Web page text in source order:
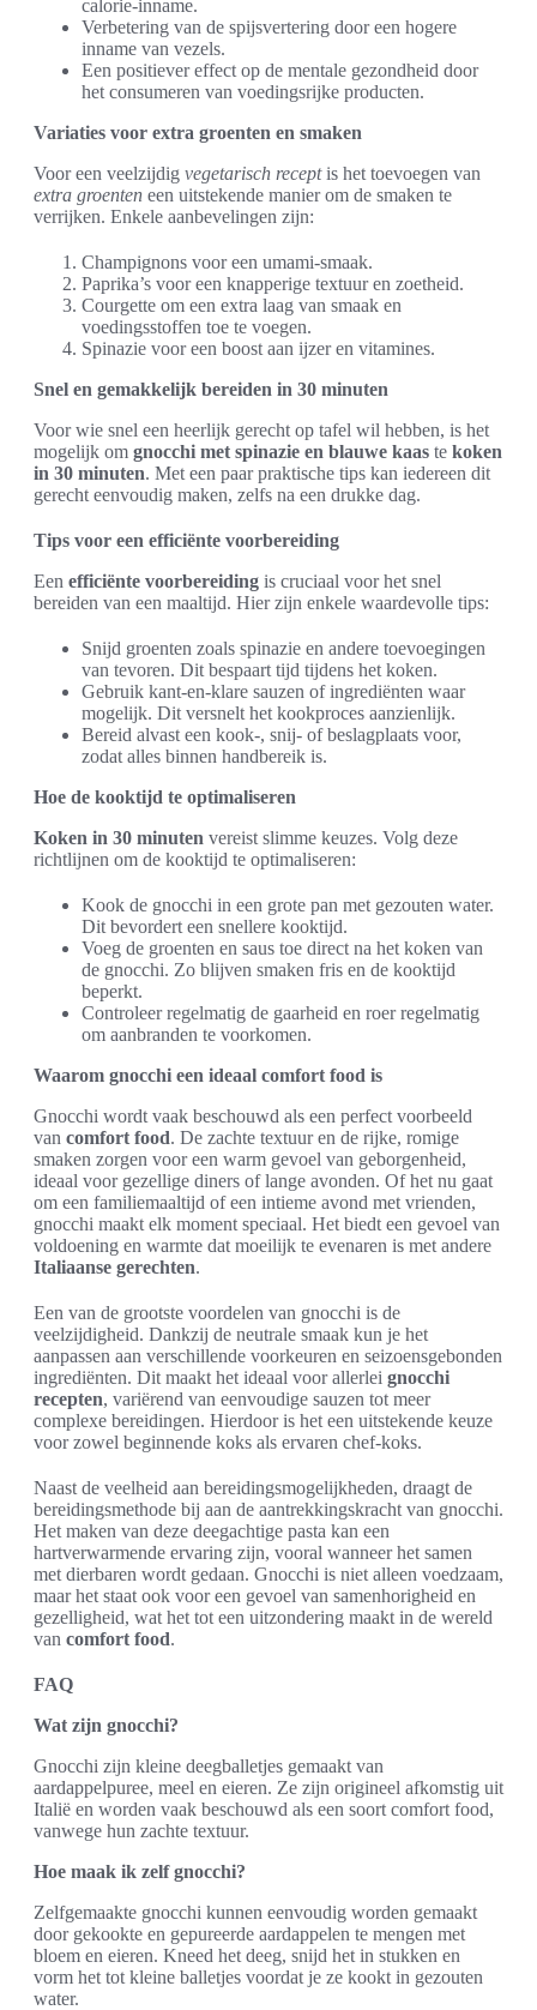
calorie-inname.
Verbetering van de spijsvertering door een hogere
inname van vezels.
Een positiever effect op de mentale gezondheid door
het consumeren van voedingsrijke producten.
Variaties voor extra groenten en smaken
Voor een veelzijdig vegetarisch receptis het toevoegen van
extra groenten een uitstekende manier om de smaken te
verrijken. Enkele aanbevelingen zijn:
Champignons voor een umami-smaak.
Paprika’s voor een knapperige textuur en zoetheid.
Courgette om een extra laag van smaak en
voedingsstoffen toe te voegen.
Spinazie voor een boost aan ijzer en vitamines.
Snel en gemakkelijk bereiden in 30 minuten
Voor wie snel een heerlijk gerecht op tafel wil hebben, is het
mogelijk om gnocchi met spinazie en blauwe kaas te koken
in 30 minuten. Met een paar praktische tips kan iedereen dit
gerecht eenvoudig maken, zelfs na een drukke dag.
Tips voor een efficiënte voorbereiding
Een efficiënte voorbereiding is cruciaal voor het snel
bereiden van een maaltijd. Hier zijn enkele waardevolle tips:
Snijd groenten zoals spinazie en andere toevoegingen
van tevoren. Dit bespaart tijd tijdens het koken.
Gebruik kant-en-klare sauzen of ingrediënten waar
mogelijk. Dit versnelt het kookproces aanzienlijk.
Bereid alvast een kook-, snij- of beslagplaats voor,
zodat alles binnen handbereik is.
Hoe de kooktijd te optimaliseren
Koken in 30 minuten vereist slimme keuzes. Volg deze
richtlijnen om de kooktijd te optimaliseren:
Kook de gnocchi in een grote pan met gezouten water.
Dit bevordert een snellere kooktijd.
Voeg de groenten en saus toe direct na het koken van
de gnocchi. Zo blijven smaken fris en de kooktijd
beperkt.
Controleer regelmatig de gaarheid en roer regelmatig
om aanbranden te voorkomen.
Waarom gnocchi een ideaal comfort food is
Gnocchi wordt vaak beschouwd als een perfect voorbeeld
van comfort food. De zachte textuur en de rijke, romige
smaken zorgen voor een warm gevoel van geborgenheid,
ideaal voor gezellige diners of lange avonden. Of het nu gaat
om een familiemaaltijd of een intieme avond met vrienden,
gnocchi maakt elk moment speciaal. Het biedt een gevoel van
voldoening en warmte dat moeilijk te evenaren is met andere
Italiaanse gerechten.
Een van de grootste voordelen van gnocchi is de
veelzijdigheid. Dankzij de neutrale smaak kun je het
aanpassen aan verschillende voorkeuren en seizoensgebonden
ingrediënten. Dit maakt het ideaal voor allerlei gnocchi
recepten, variërend van eenvoudige sauzen tot meer
complexe bereidingen. Hierdoor is het een uitstekende keuze
voor zowel beginnende koks als ervaren chef-koks.
Naast de veelheid aan bereidingsmogelijkheden, draagt de
bereidingsmethode bij aan de aantrekkingskracht van gnocchi.
Het maken van deze deegachtige pasta kan een
hartverwarmende ervaring zijn, vooral wanneer het samen
met dierbaren wordt gedaan. Gnocchi is niet alleen voedzaam,
maar het staat ook voor een gevoel van samenhorigheid en
gezelligheid, wat het tot een uitzondering maakt in de wereld
van comfort food.
FAQ
Wat zijn gnocchi?
Gnocchi zijn kleine deegballetjes gemaakt van
aardappelpuree, meel en eieren. Ze zijn origineel afkomstig uit
Italië en worden vaak beschouwd als een soort comfort food,
vanwege hun zachte textuur.
Hoe maak ik zelf gnocchi?
Zelfgemaakte gnocchi kunnen eenvoudig worden gemaakt
door gekookte en gepureerde aardappelen te mengen met
bloem en eieren. Kneed het deeg, snijd het in stukken en
vorm het tot kleine balletjes voordat je ze kookt in gezouten
water.